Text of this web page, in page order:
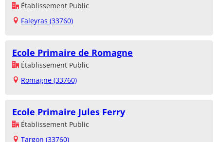
Établissement Public
Faleyras (33760)
Ecole Primaire de Romagne
Établissement Public
Romagne (33760)
Ecole Primaire Jules Ferry
Établissement Public
Targon (33760)